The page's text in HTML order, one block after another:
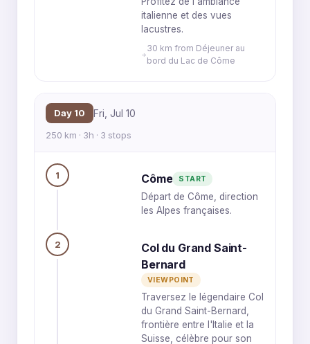
italienne et des vues
lacustres.
30 km from Déjeuner au
bord du Lac de Côme
Day 10 Fri, Jul 10
250 km · 3h · 3 stops
1 Côme START
Départ de Côme, direction
les Alpes françaises.
2
Col du Grand Saint-
Bernard
VIEWPOINT
Traversez le légendaire Col
du Grand Saint-Bernard,
frontière entre l'Italie et la
Suisse, célèbre pour son